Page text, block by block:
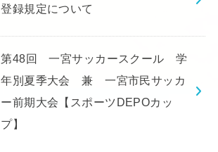
登録規定について
第48回 一宮サッカースクール 学
年別夏季大会 兼 一宮市民サッカ
ー前期大会【スポーツDEPOカッ
プ】